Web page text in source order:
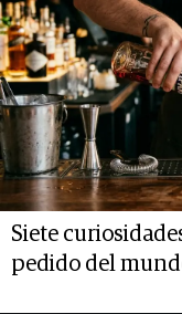
Siete
pedido del